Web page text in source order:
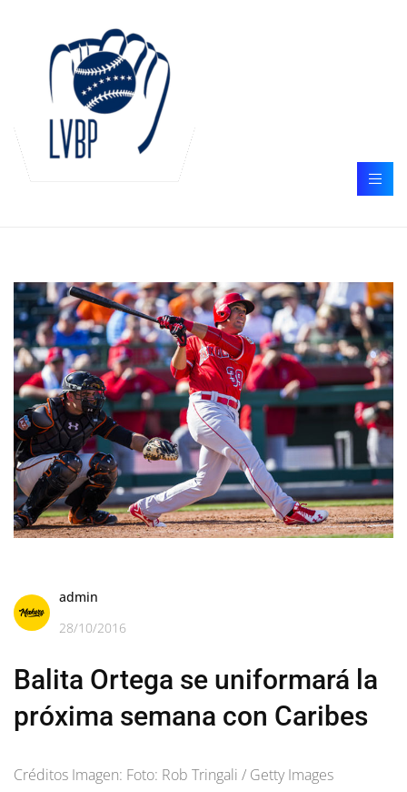
admin
28/10/2016
Balita Ortega se uniformará la
próxima semana con Caribes
Créditos Imagen: Foto: Rob Tringali / Getty Images